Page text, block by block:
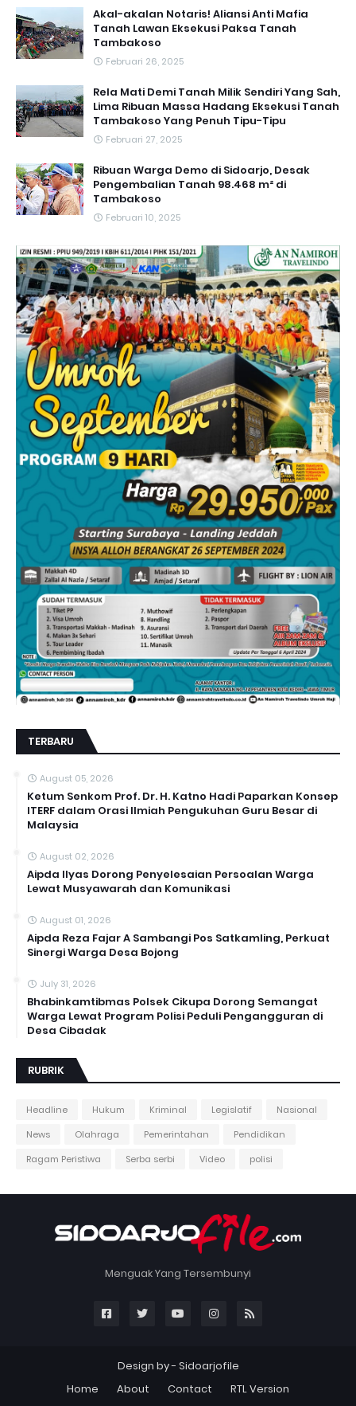
Akal-akalan Notaris! Aliansi Anti Mafia
Tanah Lawan Eksekusi Paksa Tanah
Tambakoso
Februari 26, 2025
Rela Mati Demi Tanah Milik Sendiri Yang Sah,
Lima Ribuan Massa Hadang Eksekusi Tanah
Tambakoso Yang Penuh Tipu-Tipu
Februari 27, 2025
Ribuan Warga Demo di Sidoarjo, Desak
Pengembalian Tanah 98.468 m² di
Tambakoso
Februari 10, 2025
TERBARU
August 05, 2026
Ketum Senkom Prof. Dr. H. Katno Hadi Paparkan Konsep
ITERF dalam Orasi Ilmiah Pengukuhan Guru Besar di
Malaysia
August 02, 2026
Aipda Ilyas Dorong Penyelesaian Persoalan Warga
Lewat Musyawarah dan Komunikasi
August 01, 2026
Aipda Reza Fajar A Sambangi Pos Satkamling, Perkuat
Sinergi Warga Desa Bojong
July 31, 2026
Bhabinkamtibmas Polsek Cikupa Dorong Semangat
Warga Lewat Program Polisi Peduli Pengangguran di
Desa Cibadak
RUBRIK
Headline Hukum Kriminal Legislatif
Nasional
News
Olahraga Pemerintahan
Pendidikan
Ragam Peristiwa
Serba serbi Video polisi
Menguak Yang Tersembunyi
Design by - Sidoarjofile
Home
About Contact RTL Version